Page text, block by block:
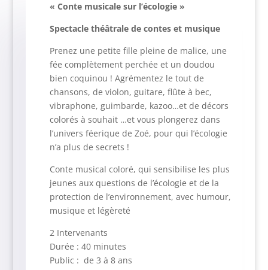
« Conte musicale sur l’écologie »
Spectacle théâtrale de contes et musique
Prenez une petite fille pleine de malice, une
fée complètement perchée et un doudou
bien coquinou ! Agrémentez le tout de
chansons, de violon, guitare, flûte à bec,
vibraphone, guimbarde, kazoo…et de décors
colorés à souhait …et vous plongerez dans
l’univers féerique de Zoé, pour qui l’écologie
n’a plus de secrets !
Conte musical coloré, qui sensibilise les plus
jeunes aux questions de l’écologie et de la
protection de l’environnement, avec humour,
musique et légèreté
2 Intervenants
Durée : 40 minutes
Public : de 3 à 8 ans